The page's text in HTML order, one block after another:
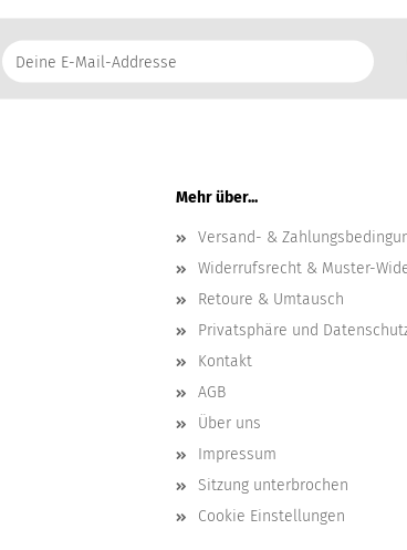
Deine
E-
Mehr über...
Versand- &
Widerrufsrecht & Muster-
Retoure & Umtausch
Privatsphäre und
Kontakt
AGB
Über uns
Impressum
Sitzung unterbrochen
Cookie Einstellungen